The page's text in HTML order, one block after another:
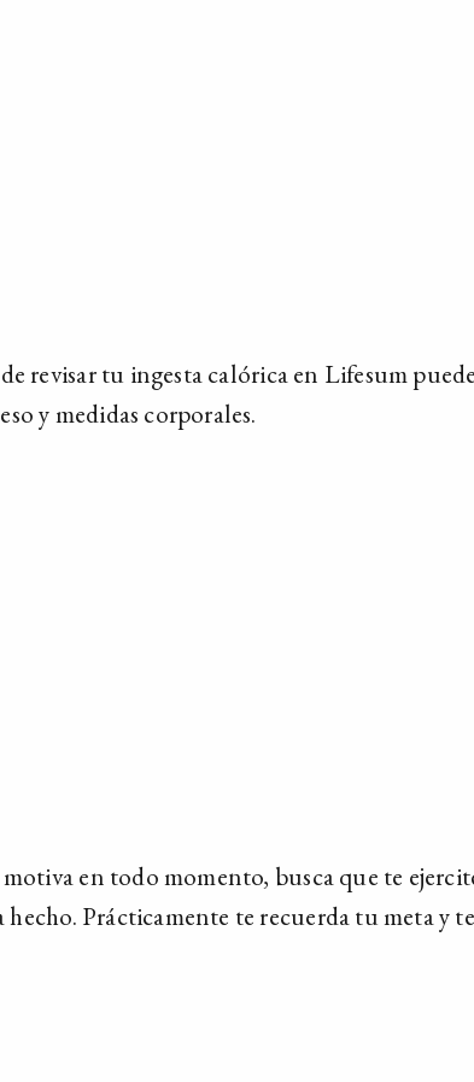
revisar tu ingesta calórica en Lifesum
y medidas corporales.
en todo momento, busca que te
Prácticamente te recuerda tu meta y